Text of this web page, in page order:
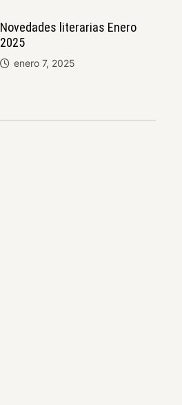
Novedades literarias Enero
2025
enero 7, 2025